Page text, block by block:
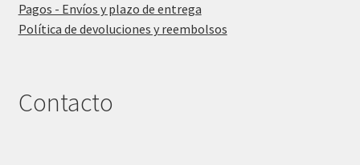
Pagos - Envíos y plazo de entrega
Política de devoluciones y reembolsos
Contacto